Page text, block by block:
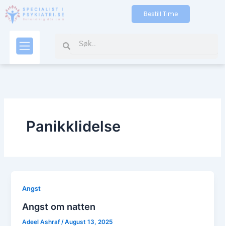
Skip
to
Bestill Time
Search
Panikklidelse
Angst
Angst om natten
Adeel Ashraf /August 13, 2025